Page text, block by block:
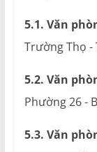
5.1. Văn
Trường Thọ -
5.2. Văn
Phường 26 -
5.3. Văn